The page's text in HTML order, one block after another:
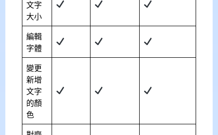
文字
大小
編輯
字體
變更
新增
文字
的顏
色